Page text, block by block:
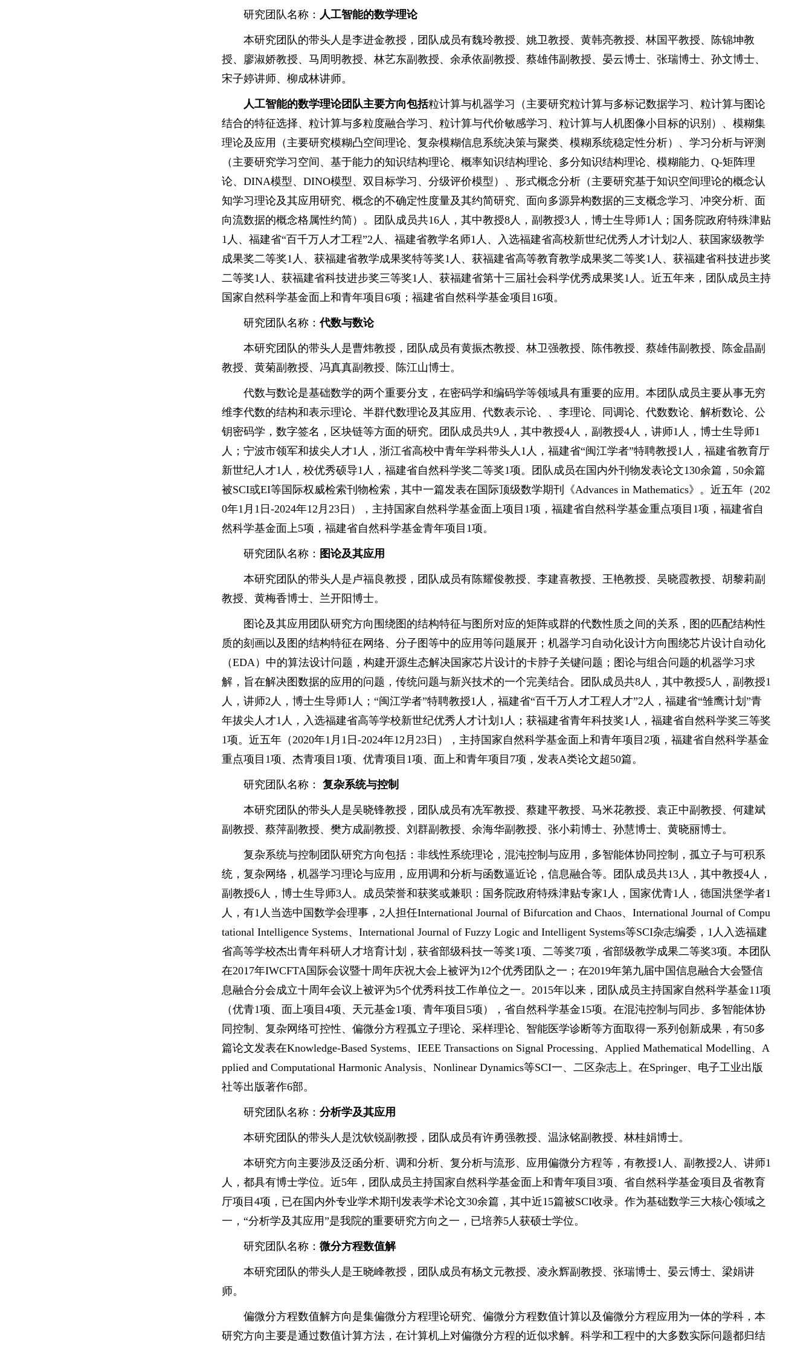
研究团队名称： 人工智能的数学理论
本研究团队的带头人是李进金教授，团队成员有魏玲教授、姚卫教授、黄韩亮教授、林国平教授、陈锦坤教
授、廖淑娇教授、马周明教授、林艺东副教授、余承依副教授、蔡雄伟副教授、晏云博士、张瑞博士、孙文博士、
宋子婷讲师、柳成林讲师。
人工智能的数学理论团队主要方向包括粒计算与机器学习（主要研究粒计算与多标记数据学习、粒计算与图论
结合的特征选择、粒计算与多粒度融合学习、粒计算与代价敏感学习、粒计算与人机图像小目标的识别）、模糊集
理论及应用（主要研究模糊凸空间理论、复杂模糊信息系统决策与聚类、模糊系统稳定性分析）、学习分析与评测
（主要研究学习空间、基于能力的知识结构理论、概率知识结构理论、多分知识结构理论、模糊能力、Q-矩阵理
论、DINA模型、DINO模型、双目标学习、分级评价模型）、形式概念分析（主要研究基于知识空间理论的概念认
知学习理论及其应用研究、概念的不确定性度量及其约简研究、面向多源异构数据的三支概念学习、冲突分析、面
向流数据的概念格属性约简）。团队成员共16人，其中教授8人，副教授3人，博士生导师1人；国务院政府特殊津贴
1人、福建省“百千万人才工程”2人、福建省教学名师1人、入选福建省高校新世纪优秀人才计划2人、获国家级教学
成果奖二等奖1人、获福建省教学成果奖特等奖1人、获福建省高等教育教学成果奖二等奖1人、获福建省科技进步奖
二等奖1人、获福建省科技进步奖三等奖1人、获福建省第十三届社会科学优秀成果奖1人。近五年来，团队成员主持
国家自然科学基金面上和青年项目6项；福建省自然科学基金项目16项。
研究团队名称：代数与数论
本研究团队的带头人是曹炜教授，团队成员有黄振杰教授、林卫强教授、陈伟教授、蔡雄伟副教授、陈金晶副
教授、黄菊副教授、冯真真副教授、陈江山博士。
代数与数论是基础数学的两个重要分支，在密码学和编码学等领域具有重要的应用。本团队成员主要从事无穷
维李代数的结构和表示理论、半群代数理论及其应用、代数表示论、、李理论、同调论、代数数论、解析数论、公
钥密码学，数字签名，区块链等方面的研究。团队成员共9人，其中教授4人，副教授4人，讲师1人，博士生导师1
人；宁波市领军和拔尖人才1人，浙江省高校中青年学科带头人1人，福建省“闽江学者”特聘教授1人，福建省教育厅
新世纪人才1人，校优秀硕导1人，福建省自然科学奖二等奖1项。团队成员在国内外刊物发表论文130余篇，50余篇
被SCI或EI等国际权威检索刊物检索，其中一篇发表在国际顶级数学期刊《Advances in Mathematics》。近五年（202
0年1月1日-2024年12月23日），主持国家自然科学基金面上项目1项，福建省自然科学基金重点项目1项，福建省自
然科学基金面上5项，福建省自然科学基金青年项目1项。
研究团队名称： 图论及其应用
本研究团队的带头人是卢福良教授，团队成员有陈耀俊教授、李建喜教授、王艳教授、吴晓霞教授、胡黎莉副
教授、黄梅香博士、兰开阳博士。
图论及其应用团队研究方向围绕图的结构特征与图所对应的矩阵或群的代数性质之间的关系，图的匹配结构性
质的刻画以及图的结构特征在网络、分子图等中的应用等问题展开；机器学习自动化设计方向围绕芯片设计自动化
（EDA）中的算法设计问题，构建开源生态解决国家芯片设计的卡脖子关键问题；图论与组合问题的机器学习求
解，旨在解决图数据的应用的问题，传统问题与新兴技术的一个完美结合。团队成员共8人，其中教授5人，副教授1
人，讲师2人，博士生导师1人；“闽江学者”特聘教授1人，福建省“百千万人才工程人才”2人，福建省“雏鹰计划”青
年拔尖人才1人，入选福建省高等学校新世纪优秀人才计划1人；获福建省青年科技奖1人，福建省自然科学奖三等奖
1项。近五年（2020年1月1日-2024年12月23日），主持国家自然科学基金面上和青年项目2项，福建省自然科学基金
重点项目1项、杰青项目1项、优青项目1项、面上和青年项目7项，发表A类论文超50篇。
研究团队名称： 复杂系统与控制
本研究团队的带头人是吴晓锋教授，团队成员有冼军教授、蔡建平教授、马米花教授、袁正中副教授、何建斌
副教授、蔡萍副教授、樊方成副教授、刘群副教授、余海华副教授、张小莉博士、孙慧博士、黄晓丽博士。
复杂系统与控制团队研究方向包括：非线性系统理论，混沌控制与应用，多智能体协同控制，孤立子与可积系
统，复杂网络，机器学习理论与应用，应用调和分析与函数逼近论，信息融合等。团队成员共13人，其中教授4人，
副教授6人，博士生导师3人。成员荣誉和获奖或兼职：国务院政府特殊津贴专家1人，国家优青1人，德国洪堡学者1
人，有1人当选中国数学会理事，2人担任International Journal of Bifurcation and Chaos、International Journal of Compu
tational Intelligence Systems、International Journal of Fuzzy Logic and Intelligent Systems等SCI杂志编委，1人入选福建
省高等学校杰出青年科研人才培育计划，获省部级科技一等奖1项、二等奖7项，省部级教学成果二等奖3项。本团队
在2017年IWCFTA国际会议暨十周年庆祝大会上被评为12个优秀团队之一；在2019年第九届中国信息融合大会暨信
息融合分会成立十周年会议上被评为5个优秀科技工作单位之一。2015年以来，团队成员主持国家自然科学基金11项
（优青1项、面上项目4项、天元基金1项、青年项目5项），省自然科学基金15项。在混沌控制与同步、多智能体协
同控制、复杂网络可控性、偏微分方程孤立子理论、采样理论、智能医学诊断等方面取得一系列创新成果，有50多
篇论文发表在Knowledge-Based Systems、IEEE Transactions on Signal Processing、Applied Mathematical Modelling、A
pplied and Computational Harmonic Analysis、Nonlinear Dynamics等SCI一、二区杂志上。在Springer、电子工业出版
社等出版著作6部。
研究团队名称：分析学及其应用
本研究团队的带头人是沈钦锐副教授，团队成员有许勇强教授、温泳铭副教授、林桂娟博士。
本研究方向主要涉及泛函分析、调和分析、复分析与流形、应用偏微分方程等，有教授1人、副教授2人、讲师1
人，都具有博士学位。近5年，团队成员主持国家自然科学基金面上和青年项目3项、省自然科学基金项目及省教育
厅项目4项，已在国内外专业学术期刊发表学术论文30余篇，其中近15篇被SCI收录。作为基础数学三大核心领域之
一，“分析学及其应用”是我院的重要研究方向之一，已培养5人获硕士学位。
研究团队名称：微分方程数值解
本研究团队的带头人是王晓峰教授，团队成员有杨文元教授、凌永辉副教授、张瑞博士、晏云博士、梁娟讲
师。
偏微分方程数值解方向是集偏微分方程理论研究、偏微分方程数值计算以及偏微分方程应用为一体的学科，本
研究方向主要是通过数值计算方法，在计算机上对偏微分方程的近似求解。科学和工程中的大多数实际问题都归结